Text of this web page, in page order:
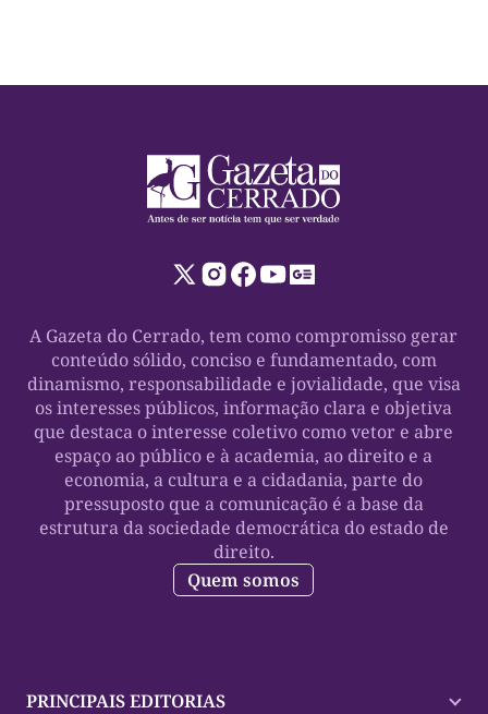
A Gazeta do Cerrado, tem como compromisso gerar
conteúdo sólido, conciso e fundamentado, com
dinamismo, responsabilidade e jovialidade, que visa
os interesses públicos, informação clara e objetiva
que destaca o interesse coletivo como vetor e abre
espaço ao público e à academia, ao direito e a
economia, a cultura e a cidadania, parte do
pressuposto que a comunicação é a base da
estrutura da sociedade democrática do estado de
direito.
Quem somos
PRINCIPAIS EDITORIAS